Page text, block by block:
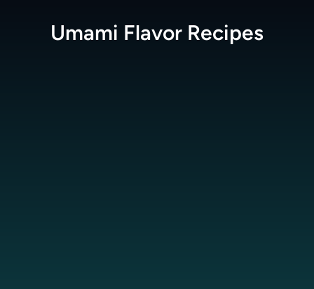
Umami Flavor Recipes